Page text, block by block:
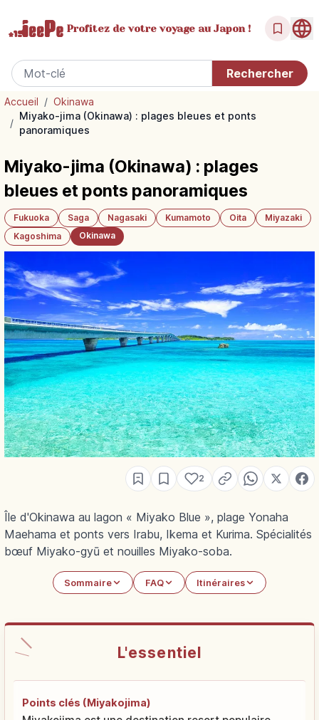
Profitez de votrevoyage au Japon !
Accueil / Okinawa
/
Miyako-jima (Okinawa) : plages bleues et ponts
panoramiques
Miyako-jima (Okinawa) : plages
bleues et ponts panoramiques
Fukuoka Saga Nagasaki Kumamoto Oita
Miyazaki
Kagoshima
Okinawa
2
Île d'Okinawa au lagon « Miyako Blue », plage Yonaha
Maehama et ponts vers Irabu, Ikema et Kurima. Spécialités
bœuf Miyako-gyū et nouilles Miyako-soba.
Sommaire FAQ Itinéraires
L'essentiel
Points clés (Miyakojima)